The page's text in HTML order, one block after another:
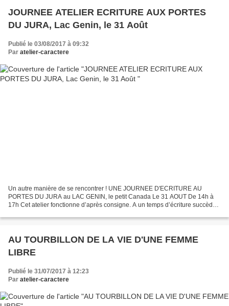
JOURNEE ATELIER ECRITURE AUX PORTES
DU JURA, Lac Genin, le 31 Août
Publié le 03/08/2017 à 09:32
Par atelier-caractere
Un autre manière de se rencontrer ! UNE JOURNEE D'ECRITURE AU
PORTES DU JURA au LAC GENIN, le petit Canada Le 31 AOUT De 14h à
17h Cet atelier fonctionne d’après consigne. A un temps d’écriture succède
AU TOURBILLON DE LA VIE D'UNE FEMME
LIBRE
Publié le 31/07/2017 à 12:23
Par atelier-caractere